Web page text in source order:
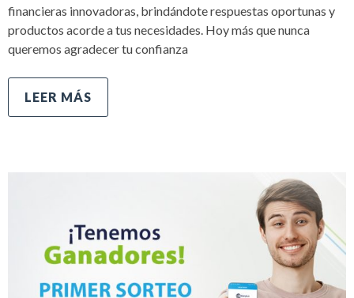
financieras innovadoras, brindándote respuestas oportunas y
productos acorde a tus necesidades. Hoy más que nunca
queremos agradecer tu confianza
LEER MÁS